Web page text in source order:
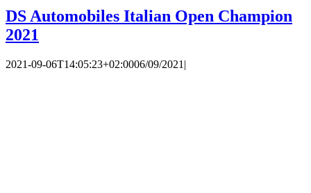
DS Automobiles Italian Open Champion
2021
2021-09-06T14:05:23+02:0006/09/2021 |